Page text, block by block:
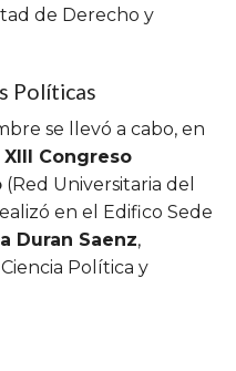
de Derecho y
Políticas
se llevó a cabo, en
XIII Congreso
(Red Universitaria del
en el Edifico Sede
Duran Saenz,
Política y